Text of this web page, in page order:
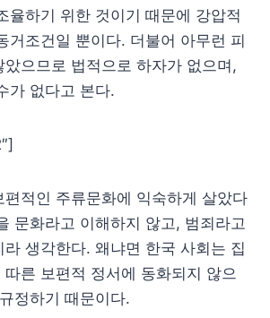
율하기 위한 것이기 때문에 강압적
거조건일 뿐이다. 더불어 아무런 피
으므로 법적으로 하자가 없으며,
가 없다고 본다.
편적인 주류문화에 익숙하게 살았다
문화라고 이해하지 않고, 범죄라고
생각한다. 왜냐면 한국 사회는 집
른 보편적 정서에 동화되지 않으
정하기 때문이다.